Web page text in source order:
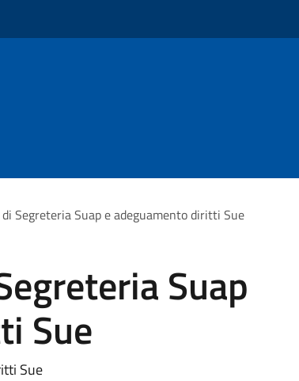
Segreteria Suap e adeguamento diritti Sue
Suap
Sue
Sue